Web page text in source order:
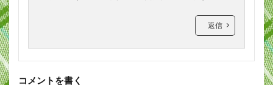
返信
コメントを書く